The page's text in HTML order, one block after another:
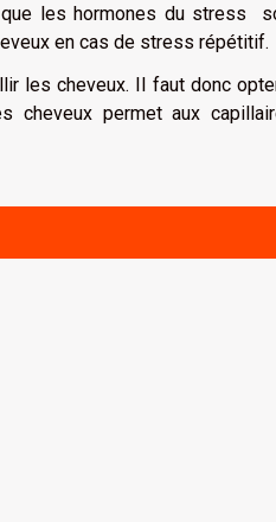
les hormones du stress
en cas de stress répétitif.
les cheveux. Il faut donc
cheveux permet aux